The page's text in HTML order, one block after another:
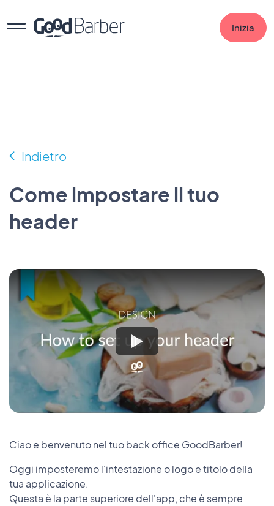
Inizia
Indietro
Come impostare il tuo
header
Ciao e benvenuto nel tuo back office GoodBarber!
Oggi imposteremo l'intestazione o logo e titolo della
tua applicazione.
Questa è la parte superiore dell'app, che è sempre